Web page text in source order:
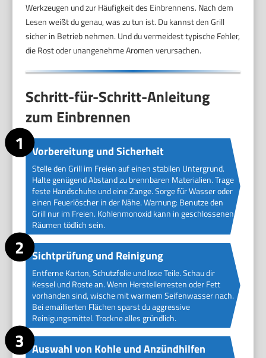
Werkzeugen und zur Häufigkeit des Einbrennens. Nach dem
Lesen weißt du genau, was zu tun ist. Du kannst den Grill
sicher in Betrieb nehmen. Und du vermeidest typische Fehler,
die Rost oder unangenehme Aromen verursachen.
Schritt-für-Schritt-Anleitung
zum Einbrennen
Vorbereitung und Sicherheit
Stelle den Grill im Freien auf einen stabilen Untergrund.
Halte genügend Abstand zu brennbaren Materialien. Trage
feste Handschuhe und eine Zange. Sorge für Wasser oder
einen Feuerlöscher in der Nähe. Warnung: Benutze den
Grill nur im Freien. Kohlenmonoxid kann in geschlossenen
Räumen tödlich sein.
Sichtprüfung und Reinigung
Entferne Karton, Schutzfolie und lose Teile. Schau dir
Kessel und Roste an. Wenn Herstellerresten oder Fett
vorhanden sind, wische mit warmem Seifenwasser nach.
Bei emaillierten Flächen sparst du aggressive
Reinigungsmittel. Trockne alles gründlich.
Auswahl von Kohle und Anzündhilfen